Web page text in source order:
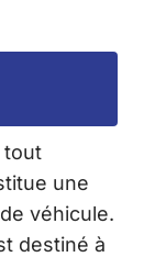
tout
une
véhicule.
destiné à